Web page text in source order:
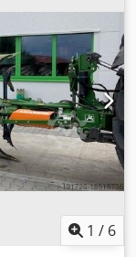
du
Indicateur de
interne :
toute question
contactez-
Whatsapp ----
1 / 6